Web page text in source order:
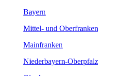
Bayern
Mittel- und Oberfranken
Mainfranken
Niederbayern-Oberpfalz